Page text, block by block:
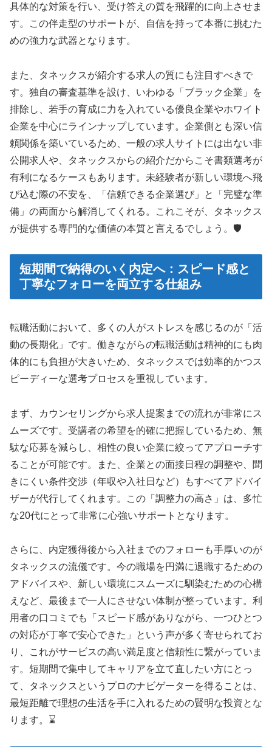
具体的な対策を行い、受け答えの質を飛躍的に向上させま
す。この伴走型のサポートが、自信を持って本番に挑むた
めの強力な武器となります。
また、タネックスが紹介する求人の質にも注目すべきで
す。独自の審査基準を設け、いわゆる「ブラック企業」を
排除し、若手の育成に力を入れている優良企業やホワイト
企業を中心にラインナップしています。企業側とも深い信
頼関係を築いているため、一般の求人サイトには出ない非
公開求人や、タネックスからの紹介だからこそ書類選考が
有利になるケースもあります。未経験者が新しい環境へ飛
び込む際の不安を、「信頼できる企業選び」と「完璧な準
備」の両面から解消してくれる。これこそが、タネックス
が提供する専門的な価値の本質と言えるでしょう。🛡️
短期間で納得のいく内定へ：スピード感と
丁寧なフォローを両立する仕組み
転職活動において、多くの人がストレスを感じるのが「活
動の長期化」です。働きながらの転職活動は精神的にも肉
体的にも負担が大きいため、タネックスでは効率的かつス
ピーディーな選考プロセスを重視しています。
まず、カウンセリングから求人提案までの流れが非常にス
ムーズです。受講者の希望を的確に把握しているため、無
駄な応募を減らし、相性の良い企業に絞ってアプローチす
ることが可能です。また、企業との面接日程の調整や、聞
きにくい条件交渉（年収や入社日など）もすべてアドバイ
ザーが代行してくれます。この「調整力の高さ」は、多忙
な20代にとって非常に心強いサポートとなります。
さらに、内定獲得後から入社までのフォローも手厚いのが
タネックスの流儀です。今の職場を円満に退職するための
アドバイスや、新しい環境にスムーズに馴染むための心構
えなど、最後まで一人にさせない体制が整っています。利
用者の口コミでも「スピード感がありながら、一つひとつ
の対応が丁寧で安心できた」という声が多く寄せられてお
り、これがサービスの高い満足度と信頼性に繋がっていま
す。短期間で集中してキャリアを立て直したい方にとっ
て、タネックスというプロのナビゲーターを得ることは、
最短距離で理想の生活を手に入れるための賢明な投資とな
ります。⌛